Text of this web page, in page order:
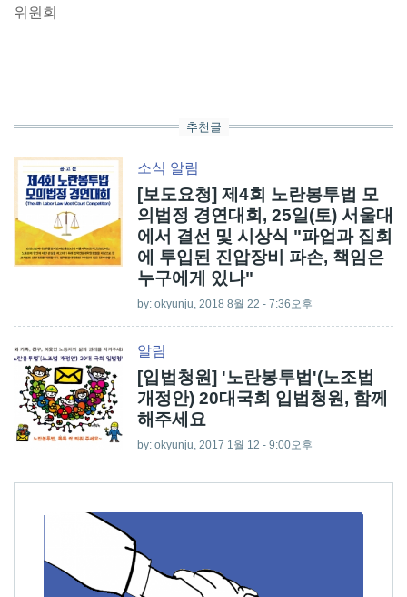
위원회
추천글
소식 알림
[보도요청] 제4회 노란봉투법 모
의법정 경연대회, 25일(토) 서울대
에서 결선 및 시상식 "파업과 집회
에 투입된 진압장비 파손, 책임은
누구에게 있나"
by: okyunju, 2018 8월 22 - 7:36오후
알림
[입법청원] '노란봉투법'(노조법
개정안) 20대국회 입법청원, 함께
해주세요
by: okyunju, 2017 1월 12 - 9:00오후